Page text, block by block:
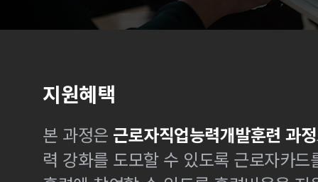
지원혜택
본 과정은 근로자직업능력개발훈련 과정
력 강화를 도모할 수 있도록 근로자카